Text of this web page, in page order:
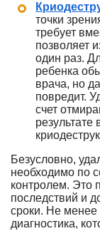
точки
требует
позволяет
один раз.
ребенка
врача, но
повредит.
счет
результате
Безусловно,
необходимо по
контролем. Это
последствий и
сроки. Не менее
диагностика,